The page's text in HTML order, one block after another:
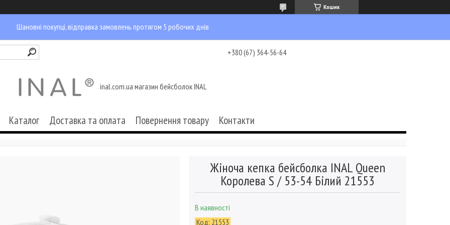
Кошик
Шановні покупці, відправка замовлень протягом 5 робочих днів
+380 (67) 364-56-64
inal.com.ua магазин бейсболок INAL
Каталог Доставка та оплата Повернення товару Контакти
Жіноча кепка бейсболка INAL Queen
Королева S / 53-54 Білий 21553
В наявності
Код: 21553